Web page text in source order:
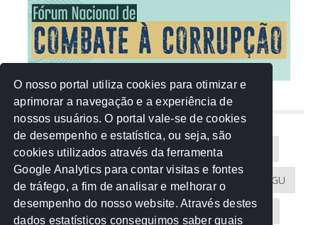
NUVEM DE TAGS
Acontece na Rede AGU AMM
Atricon Audicom CAU-MT CGU
CREA-MT Eventos MPC-MT MPE-MT
O nosso portal utiliza cookies para otimizar e
aprimorar a navegação e a experiência de
nossos usuários. O portal vale-se de cookies
de desempenho e estatística, ou seja, são
cookies utilizados através da ferramenta
Google Analytics para contar visitas e fontes
de tráfego, a fim de analisar e melhorar o
desempenho do nosso website. Através destes
dados estatísticos conseguimos saber quais